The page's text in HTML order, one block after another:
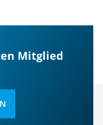
Mitglied